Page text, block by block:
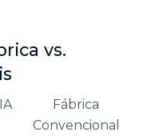
vs.
Fábrica
Convencional